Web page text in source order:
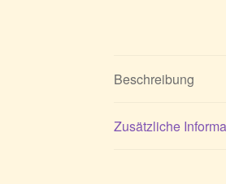
Beschreibung
Zusätzliche